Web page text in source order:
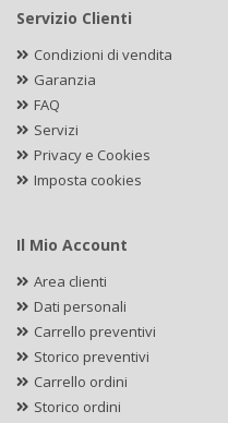
Servizio Clienti
Condizioni di vendita
Garanzia
FAQ
Servizi
Privacy e Cookies
Imposta cookies
Il Mio Account
Area clienti
Dati personali
Carrello preventivi
Storico preventivi
Carrello ordini
Storico ordini